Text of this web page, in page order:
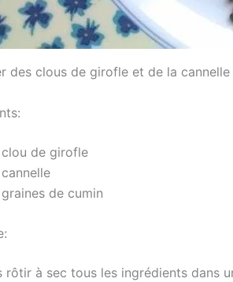
des clous de girofle et de la
de girofle
de cumin
rôtir à sec tous les ingrédients dans